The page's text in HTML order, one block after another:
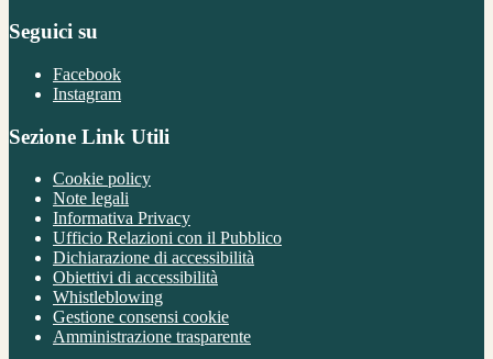
Seguici su
Facebook
Instagram
Sezione Link Utili
Cookie policy
Note legali
Informativa Privacy
Ufficio Relazioni con il Pubblico
Dichiarazione di accessibilità
Obiettivi di accessibilità
Whistleblowing
Gestione consensi cookie
Amministrazione trasparente